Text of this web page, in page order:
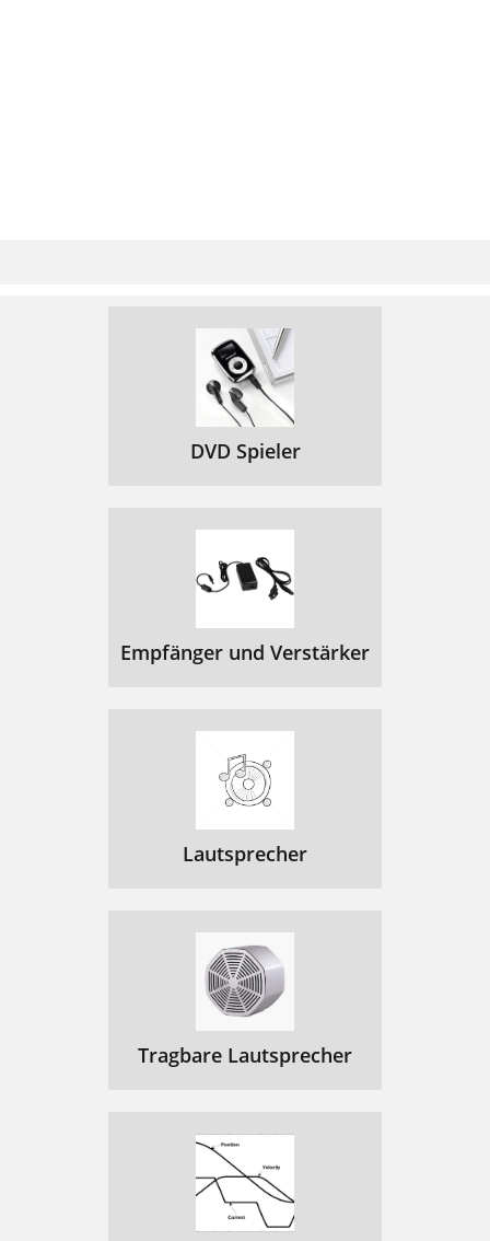
DVD Spieler
Empfänger und Verstärker
Lautsprecher
Tragbare Lautsprecher